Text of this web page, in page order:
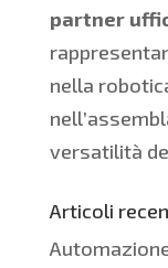
partner
nella
versatilità
Articoli